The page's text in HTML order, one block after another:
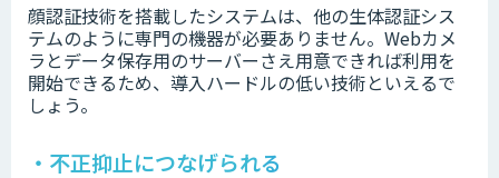
顔認証技術を搭載したシステムは、他の生体認証シス
テムのように専門の機器が必要ありません。Webカメ
ラとデータ保存用のサーバーさえ用意できれば利用を
開始できるため、導入ハードルの低い技術といえるで
しょう。
・不正抑止につなげられる